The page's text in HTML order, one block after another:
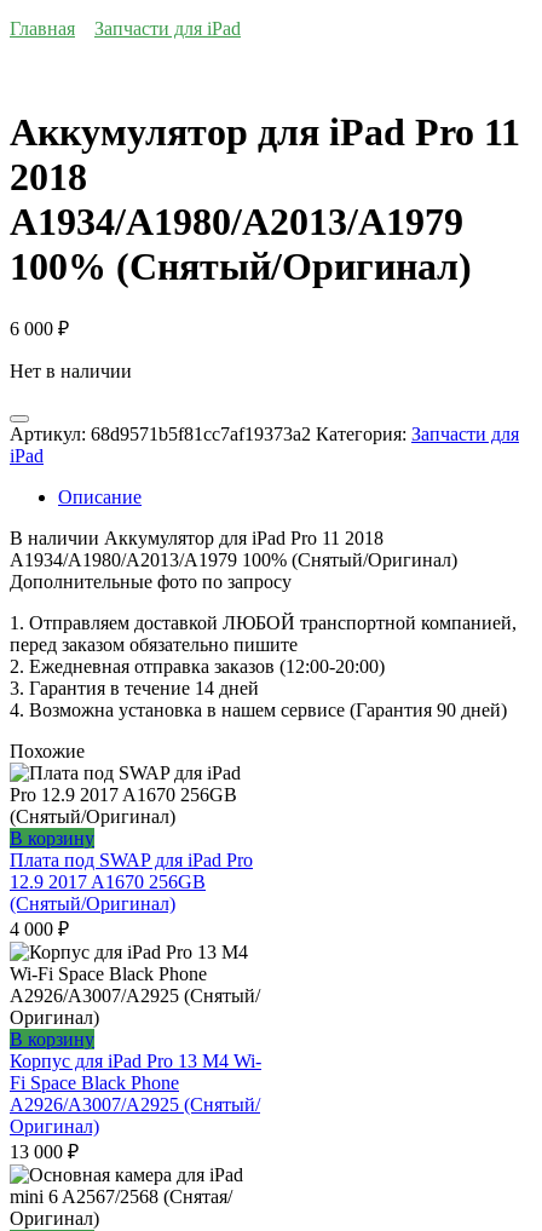
Главная
Запчасти для iPad
Аккумулятор для iPad Pro 11
2018
A1934/A1980/A2013/A1979
100% (Снятый/Оригинал)
6 000 ₽
Нет в наличии
Артикул: 68d9571b5f81cc7af19373a2 Категория: Запчасти для
iPad
Описание
В наличии Аккумулятор для iPad Pro 11 2018
A1934/A1980/A2013/A1979 100% (Снятый/Оригинал)
Дополнительные фото по запросу
1. Oтпpавляем доставкой ЛЮБОЙ транспортной компанией,
перед заказом обязательно пишите
2. Ежедневная отправка заказов (12:00-20:00)
3. Гарантия в течение 14 дней
4. Возможна установка в нашем сервисе (Гарантия 90 дней)
Похожие
В корзину
Плата под SWAP для iPad Pro
12.9 2017 A1670 256GB
(Снятый/Оригинал)
4 000 ₽
В корзину
Корпус для iPad Pro 13 M4 Wi-
Fi Space Black Phone
A2926/A3007/A2925 (Снятый/
Оригинал)
13 000 ₽